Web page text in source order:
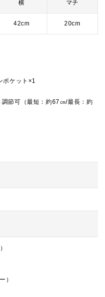
横 マチ
42cm 20cm
ポケット×1
節可（最短：約67㎝/最長：約
）